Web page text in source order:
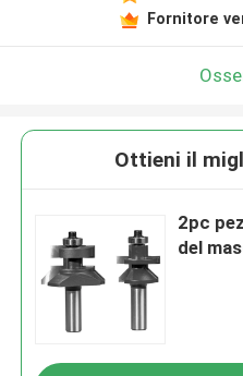
Fornitore
Ottieni il
2pc
del